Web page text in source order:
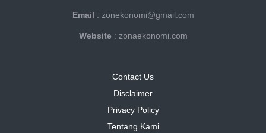
Email : zonekonomi@gmail.com
Website : zonaekonomi.com
Contact Us
Disclaimer
Privacy Policy
Tentang Kami